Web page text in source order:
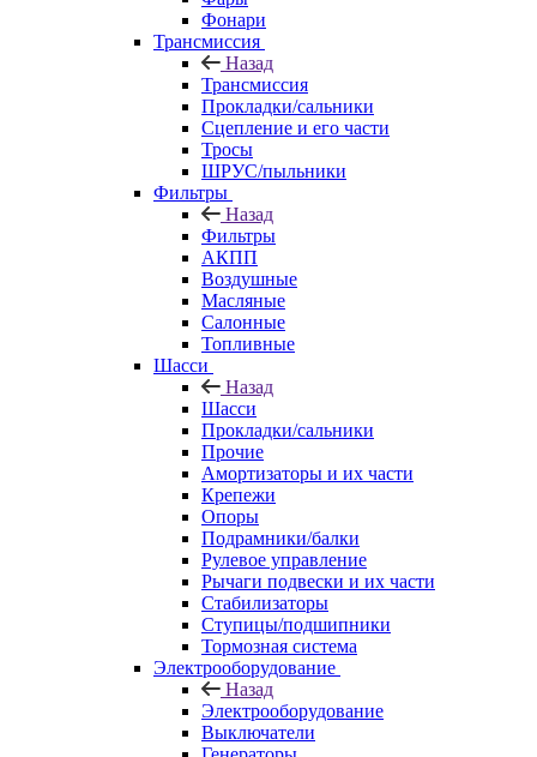
Фонари
Трансмиссия
Назад
Трансмиссия
Прокладки/сальники
Сцепление и его части
Тросы
ШРУС/пыльники
Фильтры
Назад
Фильтры
АКПП
Воздушные
Масляные
Салонные
Топливные
Шасси
Назад
Шасси
Прокладки/сальники
Прочие
Амортизаторы и их части
Крепежи
Опоры
Подрамники/балки
Рулевое управление
Рычаги подвески и их части
Стабилизаторы
Ступицы/подшипники
Тормозная система
Электрооборудование
Назад
Электрооборудование
Выключатели